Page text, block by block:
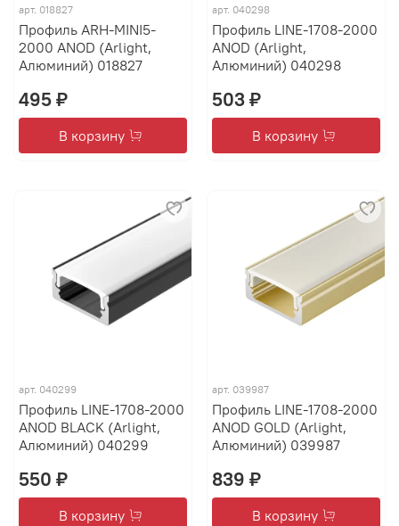
арт. 018827
Профиль ARH-MINI5-
2000 ANOD (Arlight,
Алюминий) 018827
495 ₽
В корзину
арт. 040298
Профиль LINE-1708-2000
ANOD (Arlight,
Алюминий) 040298
503 ₽
В корзину
арт. 040299
Профиль LINE-1708-2000
ANOD BLACK (Arlight,
Алюминий) 040299
550 ₽
В корзину
арт. 039987
Профиль LINE-1708-2000
ANOD GOLD (Arlight,
Алюминий) 039987
839 ₽
В корзину